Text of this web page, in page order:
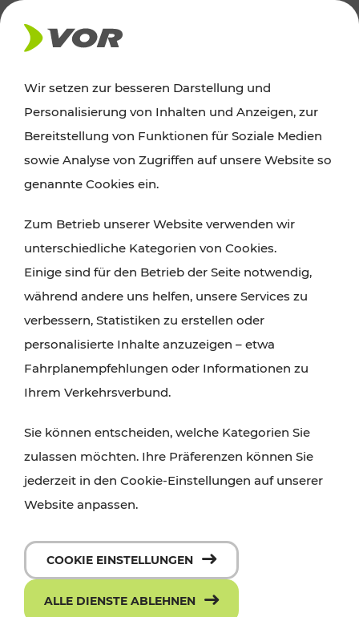
AKTUELLES
Ausflugstipps
Wien, Niederösterreich und das Burgenland
Wanderungen, Kultur und Gastronomie,
Radtouren oder purer Naturgenuss – viele
Attraktionen sind mit den Ticket- und Fahrplan-
Angeboten des VOR gut und schnell erreichbar.
Wir setzen zur besseren Darstellung und
Personalisierung von Inhalten und Anzeigen, zur
Bereitstellung von Funktionen für Soziale Medien
sowie Analyse von Zugriffen auf unsere Website so
genannte Cookies ein.
Zum Betrieb unserer Website verwenden wir
unterschiedliche Kategorien von Cookies.
Einige sind für den Betrieb der Seite notwendig,
während andere uns helfen, unsere Services zu
verbessern, Statistiken zu erstellen oder
personalisierte Inhalte anzuzeigen – etwa
Fahrplanempfehlungen oder Informationen zu
Ihrem Verkehrsverbund.
Sie können entscheiden, welche Kategorien Sie
zulassen möchten. Ihre Präferenzen können Sie
jederzeit in den Cookie-Einstellungen auf unserer
Website anpassen.
COOKIE EINSTELLUNGEN
ALLE DIENSTE ABLEHNEN